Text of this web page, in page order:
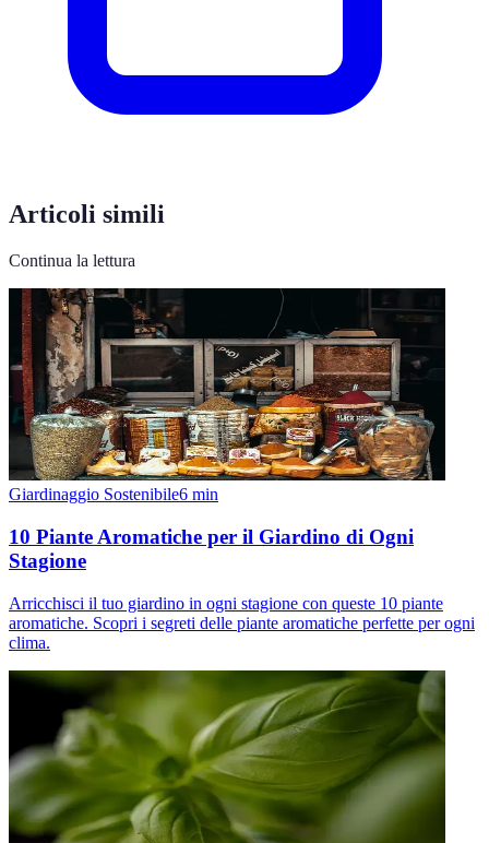
Articoli simili
Continua la lettura
Giardinaggio Sostenibile6 min
10 Piante Aromatiche per il Giardino di Ogni
Stagione
Arricchisci il tuo giardino in ogni stagione con queste 10 piante
aromatiche. Scopri i segreti delle piante aromatiche perfette per ogni
clima.